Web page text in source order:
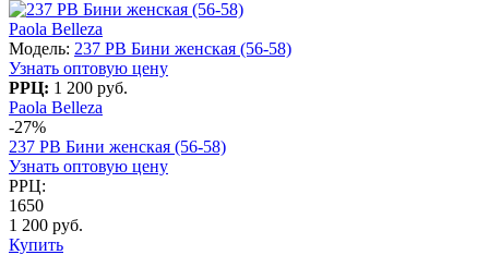
Paola Belleza
Модель: 237 PB Бини женская (56-58)
Узнать оптовую цену
РРЦ: 1 200 руб.
Paola Belleza
-27%
237 PB Бини женская (56-58)
Узнать оптовую цену
РРЦ:
1650
1 200 руб.
Купить